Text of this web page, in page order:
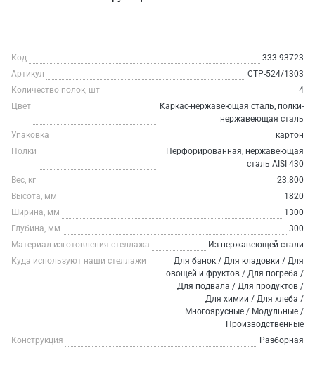
Код
333-93723
Артикул
СТР-524/1303
Количество полок, шт
4
Цвет
Каркас-нержавеющая сталь, полки-
нержавеющая сталь
Упаковка
картон
Полки
Перфорированная, нержавеющая
сталь AISI 430
Вес, кг
23.800
Высота, мм
1820
Ширина, мм
1300
Глубина, мм
300
Материал изготовления стеллажа
Из нержавеющей стали
Куда используют наши стеллажи
Для банок / Для кладовки / Для
овощей и фруктов / Для погреба /
Для подвала / Для продуктов /
Для химии / Для хлеба /
Многоярусные / Модульные /
Производственные
Конструкция
Разборная